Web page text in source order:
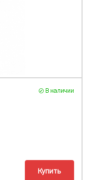
В наличии
Купить